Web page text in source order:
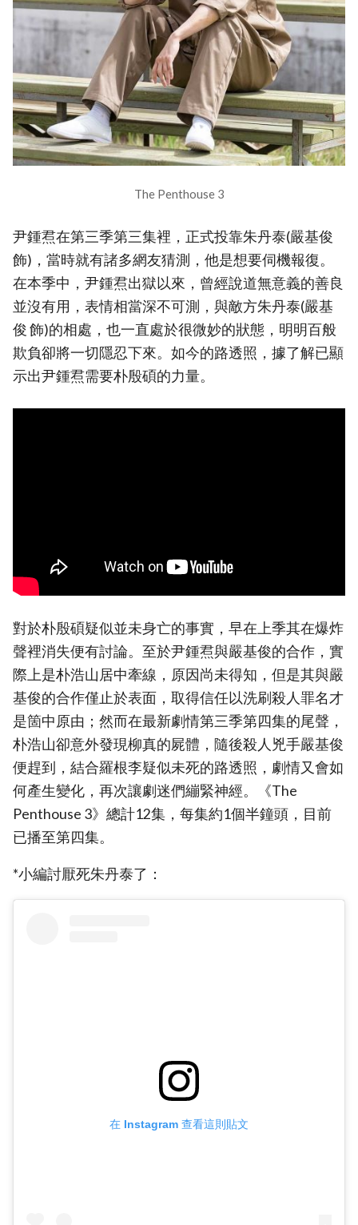
The Penthouse 3
尹鍾焄在第三季第三集裡，正式投靠朱丹泰(嚴基俊
飾)，當時就有諸多網友猜測，他是想要伺機報復。
在本季中，尹鍾焄出獄以來，曾經說道無意義的善良
並沒有用，表情相當深不可測，與敵方朱丹泰(嚴基
俊 飾)的相處，也一直處於很微妙的狀態，明明百般
欺負卻將一切隱忍下來。如今的路透照，據了解已顯
示出尹鍾焄需要朴殷碩的力量。
對於朴殷碩疑似並未身亡的事實，早在上季其在爆炸
聲裡消失便有討論。至於尹鍾焄與嚴基俊的合作，實
際上是朴浩山居中牽線，原因尚未得知，但是其與嚴
基俊的合作僅止於表面，取得信任以洗刷殺人罪名才
是箇中原由；然而在最新劇情第三季第四集的尾聲，
朴浩山卻意外發現柳真的屍體，隨後殺人兇手嚴基俊
便趕到，結合羅根李疑似未死的路透照，劇情又會如
何產生變化，再次讓劇迷們繃緊神經。《The
Penthouse 3》總計12集，每集約1個半鐘頭，目前
已播至第四集。
*小編討厭死朱丹泰了：
在 Instagram 查看這則貼文